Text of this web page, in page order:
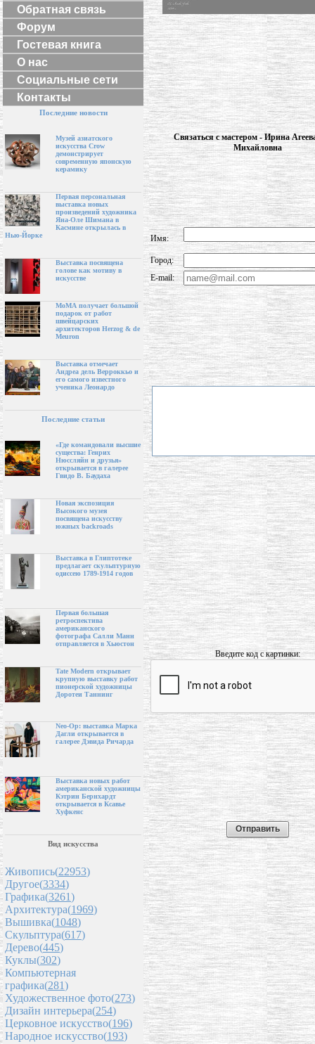
Обратная связь
Форум
Гостевая книга
О нас
Социальные сети
Контакты
Последние новости
Музей азиатского
искусства Crow
демонстрирует
современную японскую
керамику
Первая персональная
выставка новых
произведений художника
Яна-Оле Шимана в
Касмине открылась в
Нью-Йорке
Выставка посвящена
голове как мотиву в
искусстве
МоМА получает большой
подарок от работ
швейцарских
архитекторов Herzog & de
Meuron
Выставка отмечает
Андреа дель Верроккьо и
его самого известного
ученика Леонардо
Последние статьи
«Где командовали высшие
существа: Генрих
Нюссляйн и друзья»
открывается в галерее
Гвидо В. Баудаха
Новая экспозиция
Высокого музея
посвящена искусству
южных backroads
Выставка в Глиптотеке
предлагает скульптурную
одиссею 1789-1914 годов
Первая большая
ретроспектива
американского
фотографа Салли Манн
отправляется в Хьюстон
Tate Modern открывает
крупную выставку работ
пионерской художницы
Доротеи Таннинг
Neo-Op: выставка Марка
Дагли открывается в
галерее Дэвида Ричарда
Выставка новых работ
американской художницы
Кэтрин Бернхардт
открывается в Ксавье
Хуфкенс
Вид искусства
Живопись(22953)
Другое(3334)
Графика(3261)
Архитектура(1969)
Вышивка(1048)
Скульптура(617)
Дерево(445)
Куклы(302)
Компьютерная
графика(281)
Художественное фото(273)
Дизайн интерьера(254)
Церковное искусство(196)
Народное искусство(193)
Связаться с мастером - Ирина
Михайловна
Имя:
Город:
E-mail:
Введите код с картинки: